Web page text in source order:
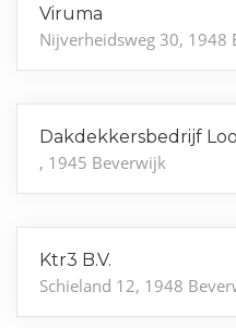
Viruma
Nijverheidsweg 30, 1948
Dakdekkersbedrijf
, 1945 Beverwijk
Ktr3 B.V.
Schieland 12, 1948